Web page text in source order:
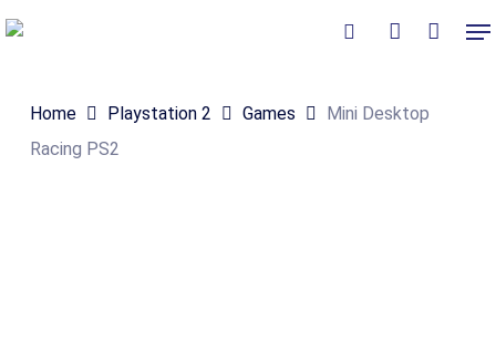
Skip
content
Home Playstation 2 Games
Mini Desktop
Racing PS2